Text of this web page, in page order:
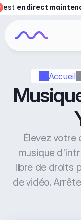
Accueil
Élevez votre
musique
libre de droits
de vidéo.
est en direct